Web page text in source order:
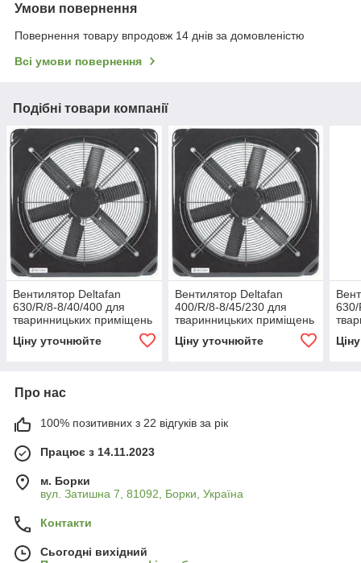
Умови повернення
Повернення товару впродовж 14 днів за домовленістю
Всі умови повернення
Подібні товари компанії
Вентилятор Deltafan
630/R/8-8/40/400 для
тваринницьких приміщень
Ціну уточнюйте
Вентилятор Deltafan
400/R/8-8/45/230 для
тваринницьких приміщень
Ціну уточнюйте
630/
Про нас
100% позитивних з 22 відгуків за рік
Працює з 14.11.2023
м. Борки
вул. Затишна 7, 81092, Борки, Україна
Контакти
Сьогодні вихідний